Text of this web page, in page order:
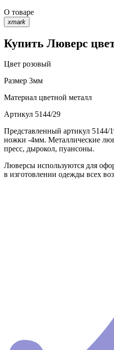
О товаре
xmark
Купить Люверс
Цвет розовый
Размер 3мм
Материал цветной металл
Артикул 5144/29
Представленный артикул
ножки -4мм. Металлические
пресс, дырокол, пуансоны.
Люверсы используются для
в изготовлении одежды всех